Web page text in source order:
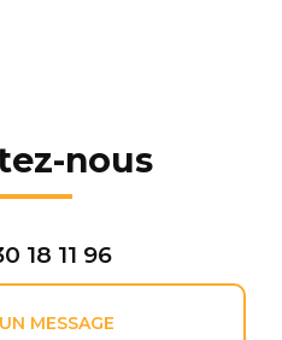
nous
18 11 96
MESSAGE